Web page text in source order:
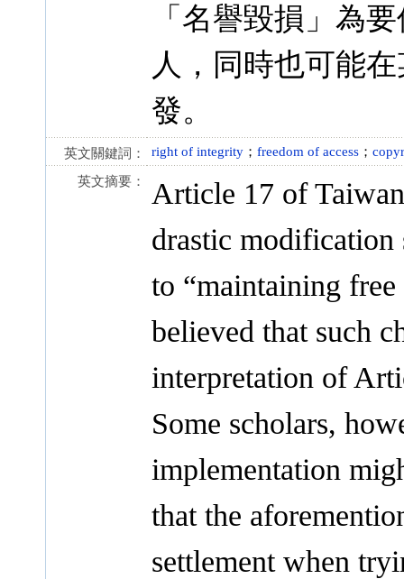
「名譽毀損」為
人，同時也可能
發。
英文關鍵詞： right of integrity ； freedom of access ；
英文摘要：
Article 17 of
drastic modification
to “maintaining
believed that such
interpretation of
Some scholars,
implementation
that the
settlement when